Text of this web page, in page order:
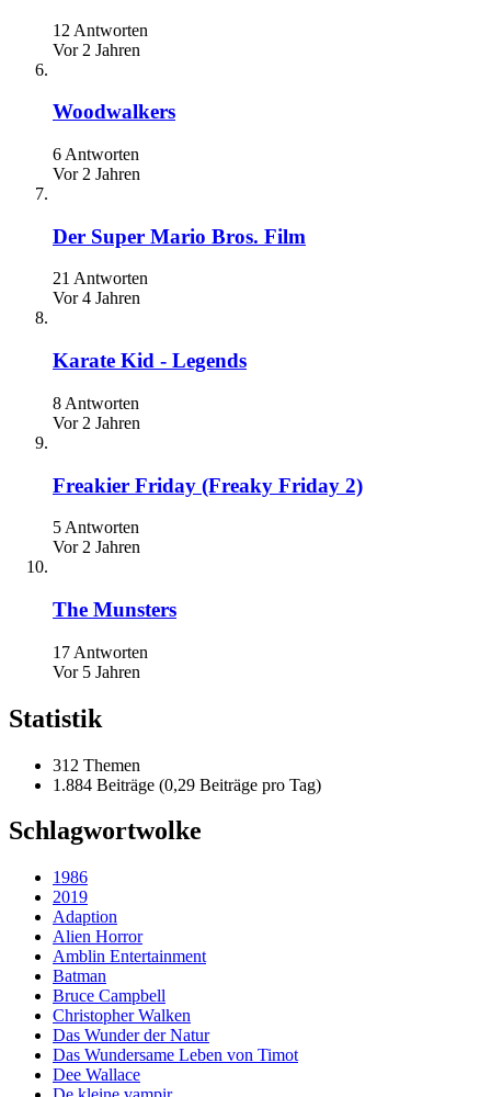
12 Antworten
Vor 2 Jahren
Woodwalkers
6 Antworten
Vor 2 Jahren
Der Super Mario Bros. Film
21 Antworten
Vor 4 Jahren
Karate Kid - Legends
8 Antworten
Vor 2 Jahren
Freakier Friday (Freaky Friday 2)
5 Antworten
Vor 2 Jahren
The Munsters
17 Antworten
Vor 5 Jahren
Statistik
312 Themen
1.884 Beiträge (0,29 Beiträge pro Tag)
Schlagwortwolke
1986
2019
Adaption
Alien Horror
Amblin Entertainment
Batman
Bruce Campbell
Christopher Walken
Das Wunder der Natur
Das Wundersame Leben von Timot
Dee Wallace